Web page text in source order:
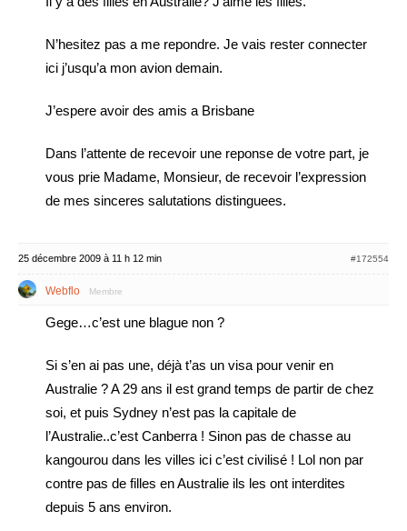
N’hesitez pas a me repondre. Je vais rester connecter
ici j’usqu’a mon avion demain.
J’espere avoir des amis a Brisbane
Dans l’attente de recevoir une reponse de votre part, je
vous prie Madame, Monsieur, de recevoir l’expression
de mes sinceres salutations distinguees.
25 décembre 2009 à 11 h 12 min #172554
Webflo Membre
Gege…c’est une blague non ?
Si s’en ai pas une, déjà t’as un visa pour venir en
Australie ? A 29 ans il est grand temps de partir de chez
soi, et puis Sydney n’est pas la capitale de
l’Australie..c’est Canberra ! Sinon pas de chasse au
kangourou dans les villes ici c’est civilisé ! Lol non par
contre pas de filles en Australie ils les ont interdites
depuis 5 ans environ.